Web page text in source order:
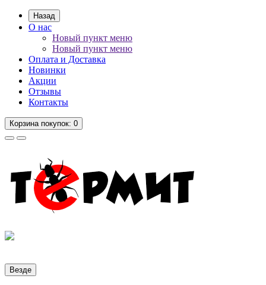
Назад
О нас
Новый пункт меню
Новый пункт меню
Оплата и Доставка
Новинки
Акции
Отзывы
Контакты
Корзинапокупок: 0
Везде